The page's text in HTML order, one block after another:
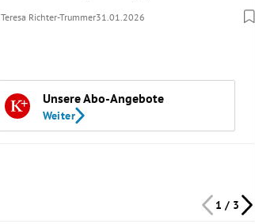
Teresa Richter-Trummer31.01.2026
Unsere Abo-Angebote
Weiter
1 / 3